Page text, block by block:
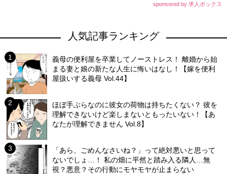
sponsored by 求人ボックス
人気記事ランキング
義母の便利屋を卒業してノーストレス！ 離婚から始
まる妻と娘の新たな人生に悔いはなし！【嫁を便利
屋扱いする義母 Vol.44】
ほぼ手ぶらなのに彼女の荷物は持ちたくない？ 彼を
理解できないけど楽しまないともったいない！【あ
なたが理解できません Vol.8】
「あら、ごめんなさいね？」って絶対悪いと思って
ないでしょ…！ 私の畑に平然と踏み入る隣人…無
視？悪意？その行動にモヤモヤが止まらない